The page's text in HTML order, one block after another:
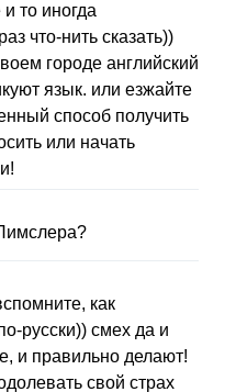
то иногда
что-нить сказать))
городе английский
язык. или езжайте
способ получить
или начать
как
русски)) смех да и
и правильно делают!
свой страх